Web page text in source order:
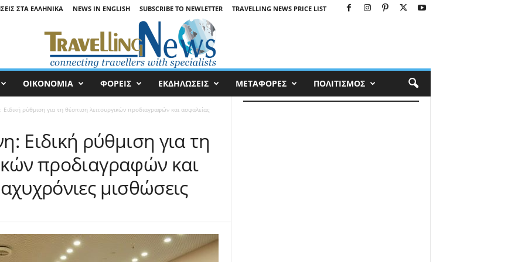
ΣΤΑ ΕΛΛΗΝΙΚΆ NEWS IN ENGLISH SUBSCRIBE TO NEWLETTER TRAVELLING NEWS PRICE LIST
ΟΙΚΟΝΟΜΙΑ ΦΟΡΕΙΣ ΕΚΔΗΛΩΣΕΙΣ ΜΕΤΑΦΟΡΕΣ ΠΟΛΙΤΙΣΜΟΣ
ρύθμιση για τη θέσπιση λειτουργικών προδιαγραφών και ασφαλείας
Ειδική ρύθμιση για τη
προδιαγραφών και
μισθώσεις